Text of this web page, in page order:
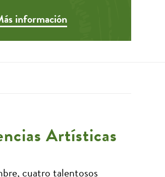
información
Artísticas
cuatro talentosos